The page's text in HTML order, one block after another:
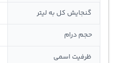
گنجايش کل به ليتر
حجم درام
ظرفيت اسمی